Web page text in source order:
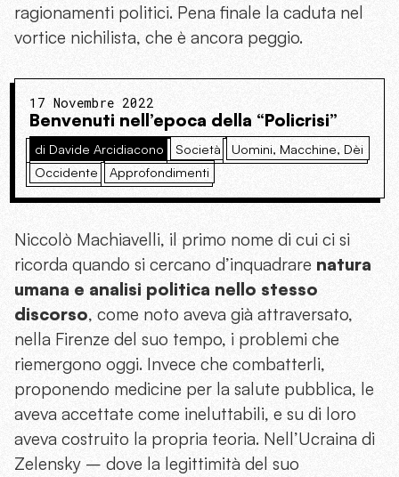
ragionamenti politici. Pena finale la caduta nel
vortice nichilista, che è ancora peggio.
17 Novembre 2022
Benvenuti nell’epoca della “Policrisi”
di Davide Arcidiacono Società
Uomini, Macchine, Dèi
Occidente
Approfondimenti
Niccolò Machiavelli, il primo nome di cui ci si
ricorda quando si cercano d’inquadrare natura
umana e analisi politica nello stesso
discorso, come noto aveva già attraversato,
nella Firenze del suo tempo, i problemi che
riemergono oggi. Invece che combatterli,
proponendo medicine per la salute pubblica, le
aveva accettate come ineluttabili, e su di loro
aveva costruito la propria teoria. Nell’Ucraina di
Zelensky – dove la legittimità del suo